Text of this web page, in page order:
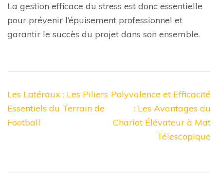
La gestion efficace du stress est donc essentielle
pour prévenir l’épuisement professionnel et
garantir le succès du projet dans son ensemble.
Navigation
de
l’article
Les Latéraux : Les Piliers
Essentiels du Terrain de
Football
Polyvalence et Efficacité
: Les Avantages du
Chariot Élévateur à Mat
Télescopique